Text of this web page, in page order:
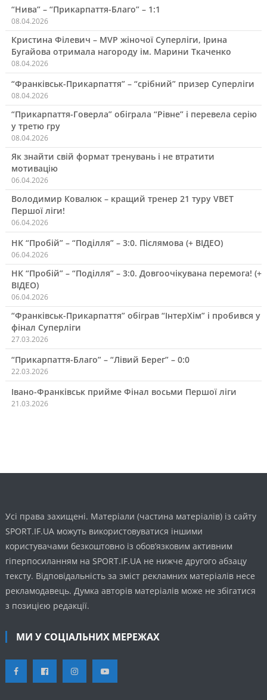
“Нива” – “Прикарпаття-Благо” – 1:1
08.04.2026
Кристина Філевич – MVP жіночої Суперліги, Ірина
Бугайова отримала нагороду ім. Марини Ткаченко
08.04.2026
“Франківськ-Прикарпаття” – “срібний” призер Суперліги
08.04.2026
“Прикарпаття-Говерла” обіграла “Рівне” і перевела серію
у третю гру
08.04.2026
Як знайти свій формат тренувань і не втратити
мотивацію
06.04.2026
Володимир Ковалюк – кращий тренер 21 туру VBET
Першої ліги!
06.04.2026
НК “Пробій” – “Поділля” – 3:0. Післямова (+ ВІДЕО)
06.04.2026
НК “Пробій” – “Поділля” – 3:0. Довгоочікувана перемога! (+
ВІДЕО)
06.04.2026
“Франківськ-Прикарпаття” обіграв “ІнтерХім” і пробився у
фінал Суперліги
27.03.2026
“Прикарпаття-Благо” – “Лівий Берег” – 0:0
22.03.2026
Івано-Франківськ прийме Фінал восьми Першої ліги
21.03.2026
Усі права захищені. Матеріали (частина матеріалів) із сайту
SPORT.IF.UA можуть використовуватися іншими
користувачами безкоштовно із обов’язковим активним
гіперпосиланням на SPORT.IF.UA не нижче другого абзацу
тексту. Відповідальність за зміст рекламних матеріалів несе
рекламодавець. Думка авторів матеріалів може не збігатися
з позицією редакції.
МИ У СОЦІАЛЬНИХ МЕРЕЖАХ